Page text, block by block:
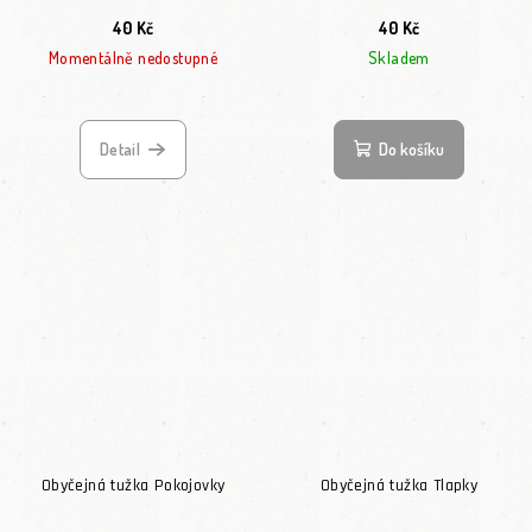
40 Kč
Momentálně nedostupné
Detail
40 Kč
Skladem
Do košíku
Obyčejná tužka Pokojovky Obyčejná tužka Tlapky